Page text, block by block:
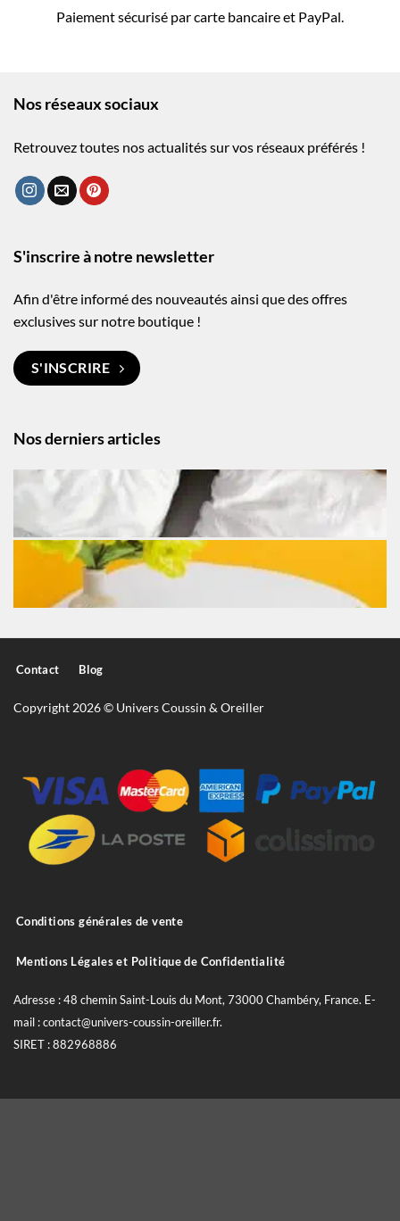
Paiement sécurisé par carte bancaire et PayPal.
Nos réseaux sociaux
Retrouvez toutes nos actualités sur vos réseaux préférés !
Nos derniers articles
S'inscrire à notre newsletter
Afin d'être informé des nouveautés ainsi que des offres
exclusives sur notre boutique !
S'INSCRIRE
Contact Blog
Copyright 2026 © Univers Coussin & Oreiller
Conditions générales de vente
Mentions Légales et Politique de Confidentialité
Adresse : 48 chemin Saint-Louis du Mont, 73000 Chambéry, France. E-
mail : contact@univers-coussin-oreiller.fr.
SIRET : 882968886